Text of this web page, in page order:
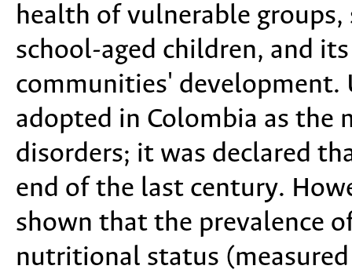
health of vulnerable groups,
school-aged children, and
communities' development.
adopted in Colombia as the
disorders; it was declared
end of the last century.
shown that the prevalence
nutritional status